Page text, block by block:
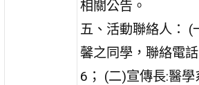
相關公告。
五、活動聯絡人： (
馨之同學，聯絡電
6； (二)宣傳長:醫